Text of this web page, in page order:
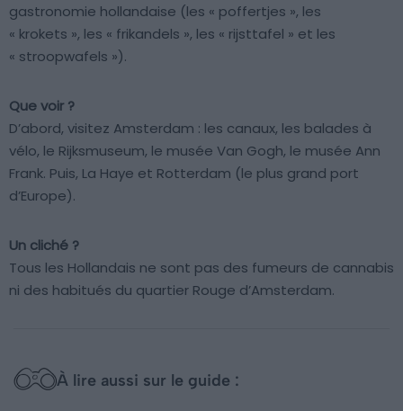
gastronomie hollandaise (les « poffertjes », les
« krokets », les « frikandels », les « rijsttafel » et les
« stroopwafels »).
Que voir ?
D’abord, visitez Amsterdam : les canaux, les balades à
vélo, le Rijksmuseum, le musée Van Gogh, le musée Ann
Frank. Puis, La Haye et Rotterdam (le plus grand port
d’Europe).
Un cliché ?
Tous les Hollandais ne sont pas des fumeurs de cannabis
ni des habitués du quartier Rouge d’Amsterdam.
À lire aussi sur le guide :